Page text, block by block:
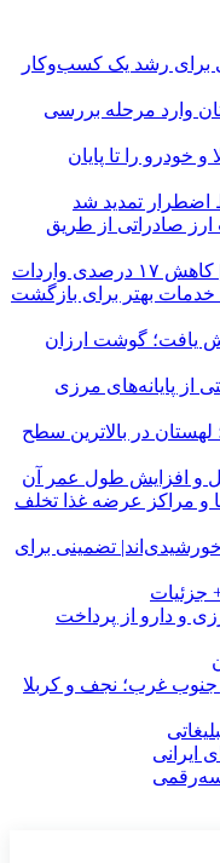
راهی برای رشد یک کسب‌وکار
وارد مرحله بررسی
خودرو را تا پایان
تمدید شد
صادراتی از طریق
بهتر برای بازگشت
۳۰ درصد کاهش یافت؛ گوشت ارزان
از پایانه‌های مرزی
در بالاترین سطح
و افزایش طول عمر آن
و مراکز عرضه غذا تخلف
تضمینی برای
جزئیات
و دارو از پرداخت
جنوب غرب؛ نجف و کربلا
ایرانی